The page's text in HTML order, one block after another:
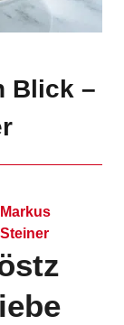
Blick –
Markus
Steiner